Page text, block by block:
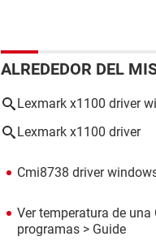
ALREDEDOR DEL
Lexmark x1100 driver
Lexmark x1100 driver
Cmi8738 driver
Ver temperatura de
programas > Guide